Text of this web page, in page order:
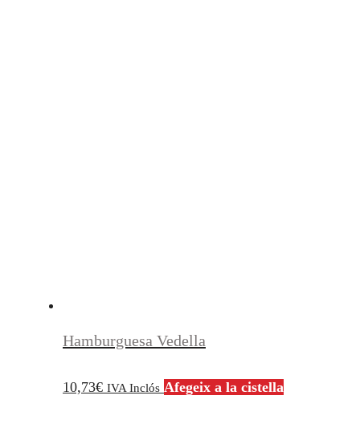
Hamburguesa Vedella
10,73€ IVA Inclós Afegeix a la cistella